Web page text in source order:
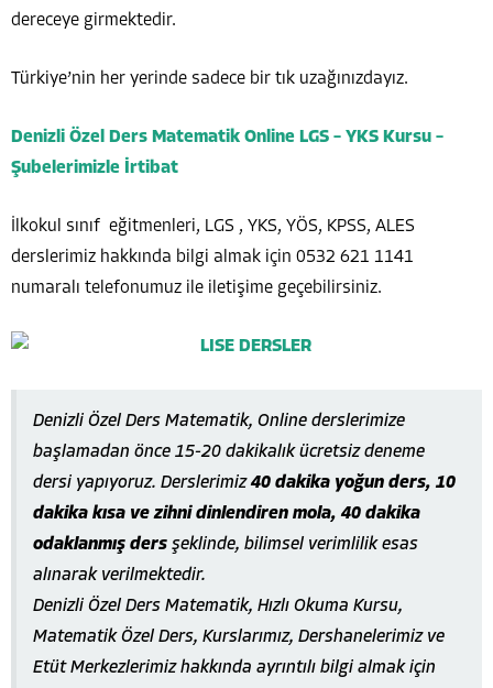
dereceye girmektedir.
Türkiye’nin her yerinde sadece bir tık uzağınızdayız.
Denizli Özel Ders Matematik Online LGS – YKS Kursu –
Şubelerimizle İrtibat
İlkokul sınıf eğitmenleri, LGS , YKS, YÖS, KPSS, ALES
derslerimiz hakkında bilgi almak için 0532 621 1141
numaralı telefonumuz ile iletişime geçebilirsiniz.
Denizli Özel Ders Matematik, Online derslerimize
başlamadan önce 15-20 dakikalık ücretsiz deneme
dersi yapıyoruz. Derslerimiz40 dakika yoğun ders, 10
dakika kısa ve zihni dinlendiren mola, 40 dakika
odaklanmış ders şeklinde, bilimsel verimlilik esas
alınarak verilmektedir.
Denizli Özel Ders Matematik, Hızlı Okuma Kursu,
Matematik Özel Ders, Kurslarımız, Dershanelerimiz ve
Etüt Merkezlerimiz hakkında ayrıntılı bilgi almak için